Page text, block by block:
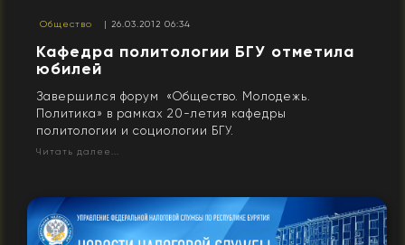
Общество | 26.03.2012 06:34
Кафедра политологии БГУ отметила
юбилей
Завершился форум «Общество. Молодежь.
Политика» в рамках 20-летия кафедры
политологии и социологии БГУ.
Читать далее...